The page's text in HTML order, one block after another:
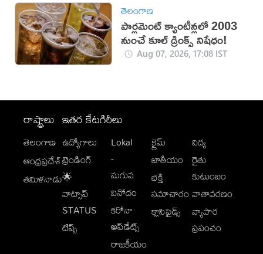
తెలంగాణ
పార్లమెంట్ క్యాంటీన్లలో 2003
నుంచే కూల్ డ్రింక్స్ నిషేధం!
Aug 07, 2026, 17:08 IST
రాష్ట్రాలు
తెలంగాణ
ఆంధ్రప్రదేశ్
తమిళనాడు
ఇతర కేటగిరీలు
ఉద్యోగాలు
ట్రెండింగ్
🌟
వాట్సాప్
STATUS
టిప్స్
Lokal
-
మగువ
వినోదం
కరోనా
అప్‌డేట్స్
రాజకీయం
క్రైమ్
జాతీయం
భక్తి
సమాచారం
క్లాసిఫైడ్స్
విద్య
రైతు
కుటుంబం
వాతావరణం
వ్యాపార
ప్రపంచం